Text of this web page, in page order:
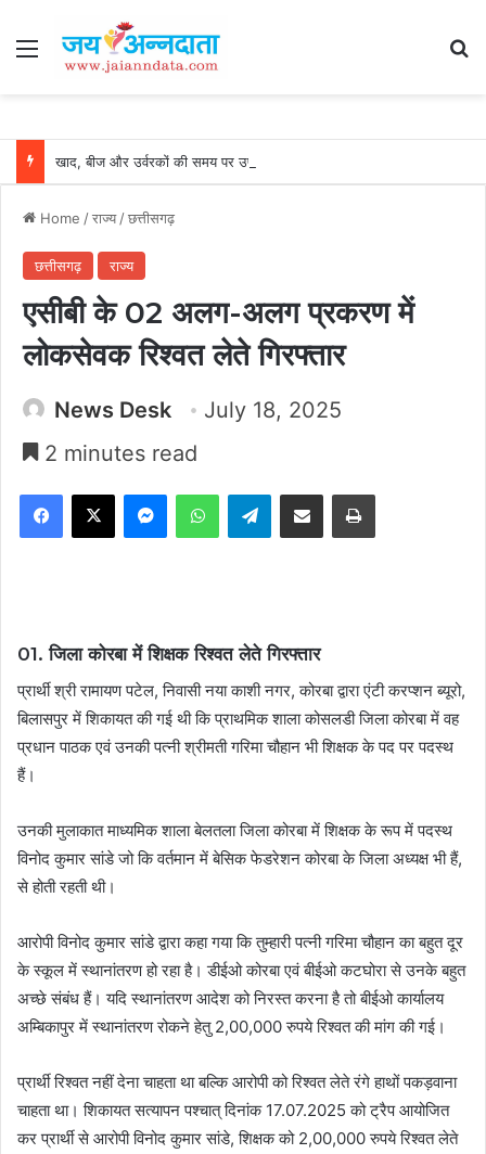
Menu
Home /राज्य/छत्तीसगढ़
छत्तीसगढ़ राज्य
एसीबी के 02 अलग-अलग प्रकरण में
लोकसेवक रिश्वत लेते गिरफ्तार
News Desk
July 18, 2025
2 minutes read
Facebook
X MessengerWhatsAppTelegramShare via Email Print
01. जिला कोरबा में शिक्षक रिश्वत लेते गिरफ्तार
प्रार्थी श्री रामायण पटेल, निवासी नया काशी नगर, कोरबा द्वारा एंटी करप्शन ब्यूरो,
बिलासपुर में शिकायत की गई थी कि प्राथमिक शाला कोसलडी जिला कोरबा में वह
प्रधान पाठक एवं उनकी पत्नी श्रीमती गरिमा चौहान भी शिक्षक के पद पर पदस्थ
हैं।
उनकी मुलाकात माध्यमिक शाला बेलतला जिला कोरबा में शिक्षक के रूप में पदस्थ
विनोद कुमार सांडे जो कि वर्तमान में बेसिक फेडरेशन कोरबा के जिला अध्यक्ष भी हैं,
से होती रहती थी।
आरोपी विनोद कुमार सांडे द्वारा कहा गया कि तुम्हारी पत्नी गरिमा चौहान का बहुत दूर
के स्कूल में स्थानांतरण हो रहा है। डीईओ कोरबा एवं बीईओ कटघोरा से उनके बहुत
अच्छे संबंध हैं। यदि स्थानांतरण आदेश को निरस्त करना है तो बीईओ कार्यालय
अम्बिकापुर में स्थानांतरण रोकने हेतु 2,00,000 रुपये रिश्वत की मांग की गई।
प्रार्थी रिश्वत नहीं देना चाहता था बल्कि आरोपी को रिश्वत लेते रंगे हाथों पकड़वाना
चाहता था। शिकायत सत्यापन पश्चात् दिनांक 17.07.2025 को ट्रैप आयोजित
कर प्रार्थी से आरोपी विनोद कुमार सांडे, शिक्षक को 2,00,000 रुपये रिश्वत लेते